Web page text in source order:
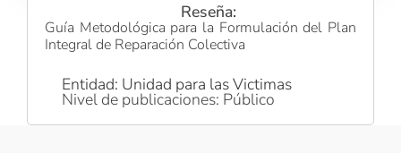
Reseña:
Guía Metodológica para la Formulación del Plan
Integral de Reparación Colectiva
Entidad: Unidad para las Victimas
Nivel de publicaciones: Público